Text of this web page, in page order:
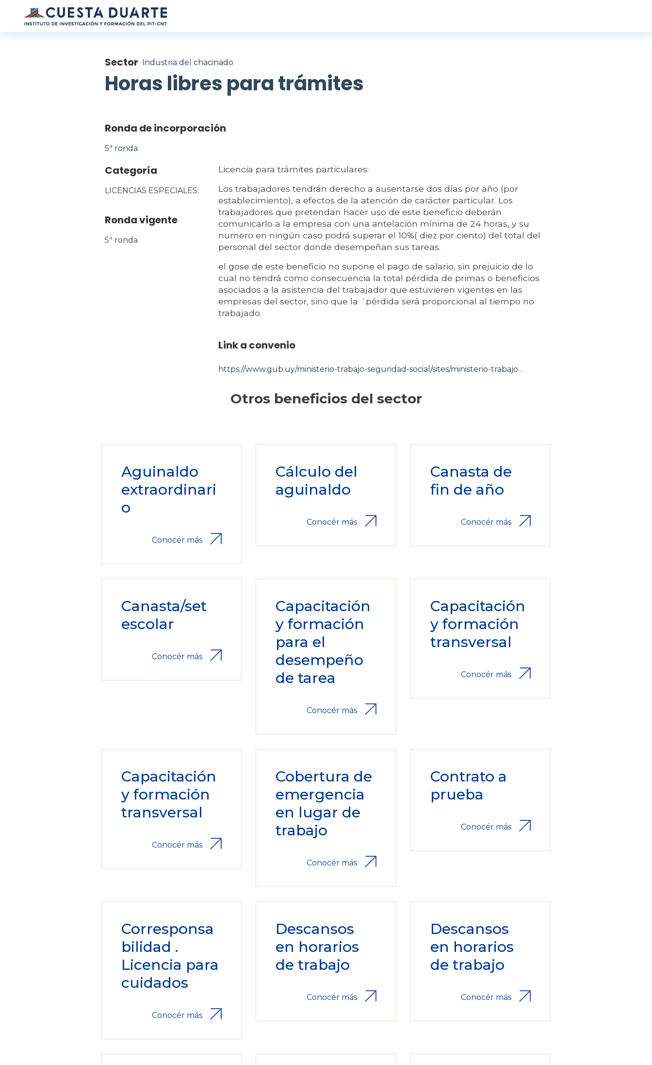
Pasar al contenido principal
Sector Industria del chacinado
Horas libres para trámites
Ronda de incorporación
5ª ronda
Categoría
LICENCIAS ESPECIALES
Ronda vigente
5ª ronda
Licencia para trámites particulares:
Los trabajadores tendrán derecho a ausentarse dos días por año (por
establecimiento), a efectos de la atención de carácter particular. Los
trabajadores que pretendan hacer uso de este beneficio deberán
comunicarlo a la empresa con una antelación mínima de 24 horas, y su
numero en ningún caso podrá superar el 10%( diez por ciento) del total del
personal del sector donde desempeñan sus tareas.
el gose de este beneficio no supone el pago de salario, sin prejuicio de lo
cual no tendrá como consecuencia la total pérdida de primas o beneficios
asociados a la asistencia del trabajador que estuvieren vigentes en las
empresas del sector, sino que la ´pérdida será proporcional al tiempo no
trabajado.
Link a convenio
https://www.gub.uy/ministerio-trabajo-seguridad-social/sites/ministerio-trabajo…
Otros beneficios del sector
Aguinaldo
extraordinari
o
Conocér más
Cálculo del
aguinaldo
Conocér más
Canasta de
fin de año
Conocér más
Canasta/set
escolar
Conocér más
Capacitación
y formación
para el
desempeño
de tarea
Conocér más
Capacitación
y formación
transversal
Conocér más
Capacitación
y formación
transversal
Conocér más
Cobertura de
emergencia
en lugar de
trabajo
Conocér más
Contrato a
prueba
Conocér más
Corresponsa
bilidad .
Licencia para
cuidados
Conocér más
Descansos
en horarios
de trabajo
Conocér más
Descansos
en horarios
de trabajo
Conocér más